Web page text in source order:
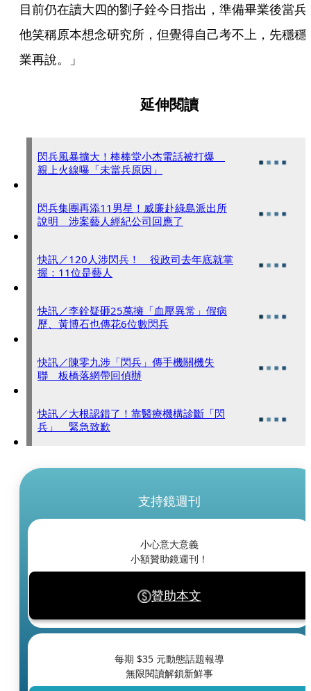
目前仍在讀大四的劉子銓今日指出，準備畢業後當兵
他笑稱原本想念研究所，但覺得自己考不上，先穩穩
業再說。」
延伸閱讀
閃兵風暴擴大！棒棒堂小杰電話被打爆
親上火線曝「未當兵原因」
閃兵集團再添11男星！威廉赴綠島派出所
說明 涉案藝人經紀公司回應了
快訊／120人涉閃兵！ 役政司去年底就掌
握：11位是藝人
快訊／李銓疑砸25萬擁「血壓異常」假病
歷、黃博石也傳花6位數閃兵
快訊／陳零九涉「閃兵」傳手機關機失
聯 板橋落網帶回偵辦
快訊／大根認錯了！靠醫療機構診斷「閃
兵」 緊急致歉
支持鏡週刊
小心意大意義
小額贊助鏡週刊！
贊助本文
每期 $35 元動態話題報導
無限閱讀解鎖新鮮事